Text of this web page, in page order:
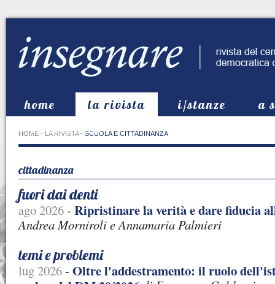
home la rivista i/stanze
a
in evidenza
HOME - LA RIVISTA- SCUOLA E CITTADINANZA
cittadinanza
fuori dai denti
ago 2026- Ripristinare la verità e dare fiducia
Andrea Morniroli e Annamaria Palmieri
temi e problemi
lug 2026- Oltre l'addestramento: il ruolo